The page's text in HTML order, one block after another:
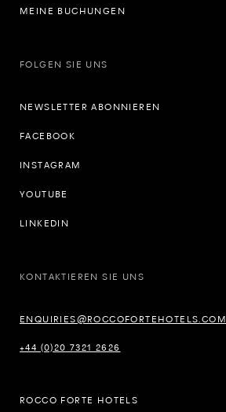
MEINE BUCHUNGEN
FOLGEN SIE UNS
NEWSLETTER ABONNIEREN
FACEBOOK
INSTAGRAM
YOUTUBE
LINKEDIN
KONTAKTIEREN SIE UNS
ENQUIRIES@ROCCOFORTEHOTELS.COM
+44 (0)20 7321 2626
ROCCO FORTE HOTELS